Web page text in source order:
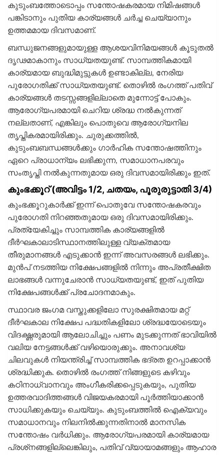
കുടുംബത്തോടൊപ്പം സന്തോഷകരമായ നിമിഷങ്ങള്‍
പങ്കിടാനും പുതിയ കാര്യങ്ങള്‍ ചര്‍ച്ച ചെയ്യാനും
ഉത്തമമായ ദിവസമാണ്.
ബന്ധുജനങ്ങളുമായുള്ള ആശയവിനിമയങ്ങള്‍ കൂടുതല്‍
ദൃഢമാകാനും സാധ്യതയുണ്ട്. സാമ്പത്തികമായി
കാര്യമായ ബുദ്ധിമുട്ടുകള്‍ ഉണ്ടാകില്ല, നേരിയ
പുരോഗതിക്ക് സാധ്യതയുണ്ട്. തൊഴില്‍ രംഗത്ത് പതിവ്
കാര്യങ്ങള്‍ തടസ്സങ്ങളില്ലാതെ മുന്നോട്ട് പോകും.
ആരോഗ്യപരമായി ചെറിയ ശ്രദ്ധ നല്‍കുന്നത്
നല്ലതാണ്, എങ്കിലും പൊതുവെ ആരോഗ്യനില
തൃപ്തികരമായിരിക്കും. ചുരുക്കത്തില്‍,
കുടുംബബന്ധങ്ങള്‍ക്കും ഗാര്‍ഹിക സന്തോഷത്തിനും
ഏറെ പ്രാധാന്യം ലഭിക്കുന്ന, സമാധാനപരവും
സംതൃപ്തി നല്‍കുന്നതുമായ ഒരു ദിവസമായിരിക്കും ഇത്.
കുംഭക്കൂറ് (അവിട്ടം 1/2, ചതയം, പൂരുരുട്ടാതി 3/4)
കുംഭക്കൂറുകാര്‍ക്ക് ഇന്ന് പൊതുവേ സന്തോഷകരവും
പുരോഗതി നിറഞ്ഞതുമായ ഒരു ദിവസമായിരിക്കും.
പ്രത്യേകിച്ചും സാമ്പത്തിക കാര്യങ്ങളില്‍
ദീര്‍ഘകാലാടിസ്ഥാനത്തിലുള്ള വ്യക്തമായ
തീരുമാനങ്ങള്‍ എടുക്കാന്‍ ഇന്ന് അവസരങ്ങള്‍ ലഭിക്കും.
മുന്‍പ് നടത്തിയ നിക്ഷേപങ്ങളില്‍ നിന്നും അപ്രതീക്ഷിത
ലാഭങ്ങള്‍ വന്നുചേരാന്‍ സാധ്യതയുണ്ട്, ഇത് പുതിയ
നിക്ഷേപങ്ങള്‍ക്ക് പ്രചോദനമാകും.
സ്ഥാവര ജംഗമ വസ്തുക്കളിലോ സുരക്ഷിതമായ മറ്റ്
ദീര്‍ഘകാല നിക്ഷേപ പദ്ധതികളിലോ ശ്രദ്ധയോടെയും
വിദഗ്ദ്ധരുമായി ആലോചിച്ചും പണം മുടക്കുന്നത് ഭാവിയില്‍
വലിയ നേട്ടങ്ങള്‍ക്ക് വഴിയൊരുക്കും. അനാവശ്യ
ചിലവുകള്‍ നിയന്ത്രിച്ച് സാമ്പത്തിക ഭദ്രത ഉറപ്പാക്കാന്‍
ശ്രദ്ധിക്കുക. തൊഴില്‍ രംഗത്ത് നിങ്ങളുടെ കഴിവും
കഠിനാധ്വാനവും അംഗീകരിക്കപ്പെടുകയും, പുതിയ
ഉത്തരവാദിത്തങ്ങള്‍ വിജയകരമായി പൂര്‍ത്തിയാക്കാന്‍
സാധിക്കുകയും ചെയ്യും. കുടുംബത്തില്‍ ഐക്യവും
സമാധാനവും നിലനില്‍ക്കുന്നതിനാല്‍ മാനസിക
സന്തോഷം വര്‍ധിക്കും. ആരോഗ്യപരമായി കാര്യമായ
പ്രശ്‌നങ്ങളില്ലെങ്കിലും, പതിവ് വ്യായാമങ്ങളും ആഹാര